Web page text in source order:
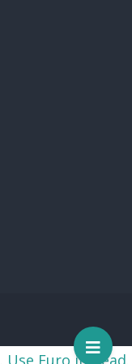
Use Euro instead.